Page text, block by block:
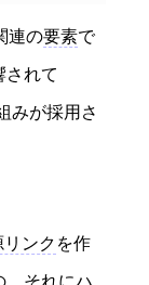
連の要素で
されて
みが採用さ
ンク を作
、それにハ